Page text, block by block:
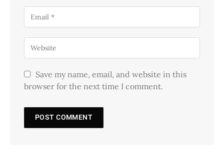
Save my name, email, and website in this
browser for the next time I comment.